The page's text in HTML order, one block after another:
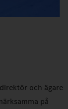
och ägare
på